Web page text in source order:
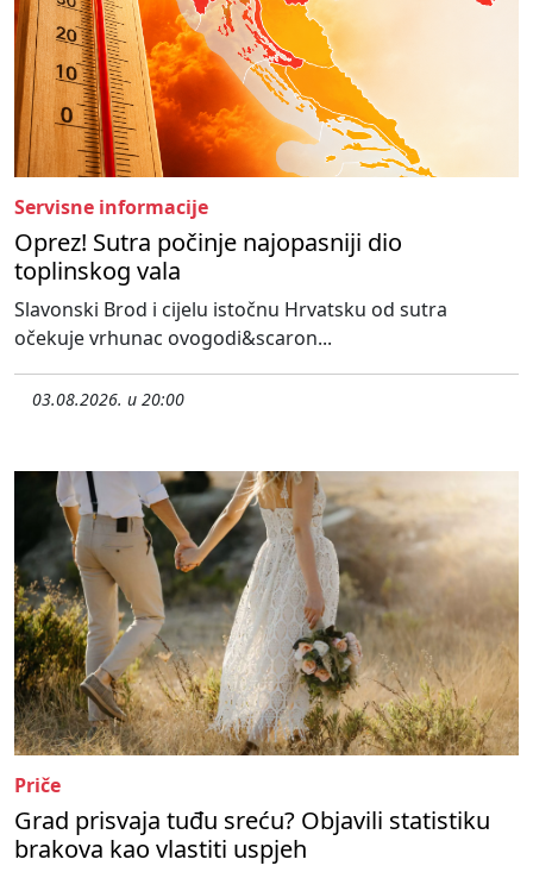
Servisne informacije
Oprez! Sutra počinje najopasniji dio
toplinskog vala
Slavonski Brod i cijelu istočnu Hrvatsku od sutra
očekuje vrhunac ovogodi&scaron...
03.08.2026. u 20:00
Priče
Grad prisvaja tuđu sreću? Objavili statistiku
brakova kao vlastiti uspjeh